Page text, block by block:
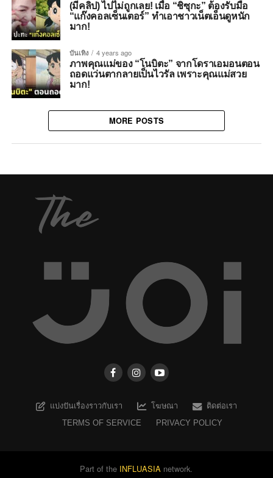
(มีคลิป) ไปไม่ถูกเลย! เมื่อ “ชิซุกะ” ต้องรับมือ
“แก๊งคอลเซ็นเตอร์” ทำเอาชาวเน็ตเอ็นดูหนัก
มาก!
บันเทิง 4 years ago
ภาพคุณแม่ของ “โนบิตะ” จากโดราเอมอนตอน
ถอดแว่นตากลายเป็นไวรัล เพราะคุณแม่สวย
มาก!
MORE POSTS
แบ่งปันเรื่องราวกับเรา โฆษณา
ติดต่อเรา
TERMS OF SERVICE
PRIVACY POLICY
Part of the INFLUASIA network.